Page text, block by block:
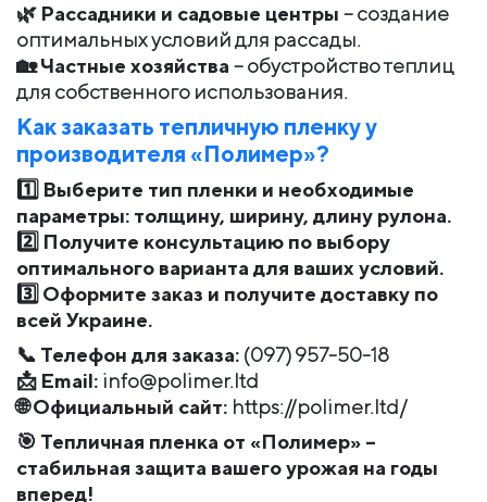
🌿 Рассадники и садовые центры – создание
оптимальных условий для рассады.
🏡Частные хозяйства – обустройство теплиц
для собственного использования.
Как заказать тепличную пленку у
производителя «Полимер»?
1️⃣ Выберите тип пленки и необходимые
параметры: толщину, ширину, длину рулона.
2️⃣ Получите консультацию по выбору
оптимального варианта для ваших условий.
3️⃣ Оформите заказ и получите доставку по
всей Украине.
📞 Телефон для заказа: (097) 957-50-18
📩 Email: info@polimer.ltd
🌐Официальный сайт: https://polimer.ltd/
🎯 Тепличная пленка от «Полимер» –
стабильная защита вашего урожая на годы
вперед!